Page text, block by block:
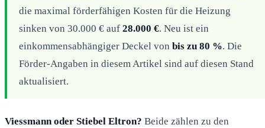
die maximal förderfähigen Kosten für die Heizung
sinken von 30.000 € auf 28.000 €. Neu ist ein
einkommensabhängiger Deckel von bis zu 80 %. Die
Förder-Angaben in diesem Artikel sind auf diesen Stand
aktualisiert.
Viessmann oder Stiebel Eltron? Beide zählen zu den